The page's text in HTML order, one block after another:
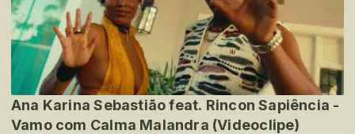
Ana Karina Sebastião feat. Rincon Sapiência -
Vamo com Calma Malandra (Videoclipe)